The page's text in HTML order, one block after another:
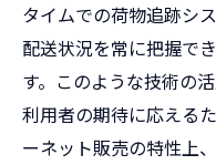
タイムでの荷物追跡シ
配送状況を常に把握で
す。このような技術の
利用者の期待に応える
ーネット販売の特性上